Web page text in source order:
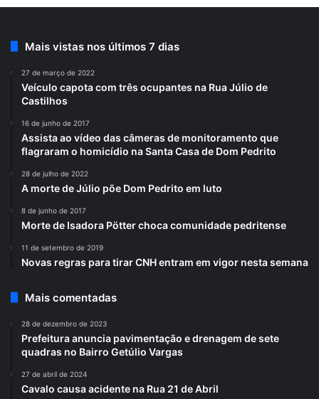
Mais vistas nos últimos 7 dias
27 de março de 2022
Veículo capota com três ocupantes na Rua Júlio de
Castilhos
16 de junho de 2017
Assista ao vídeo das câmeras de monitoramento que
flagraram o homicídio na Santa Casa de Dom Pedrito
28 de julho de 2022
A morte de Júlio põe Dom Pedrito em luto
8 de junho de 2017
Morte de Isadora Pötter choca comunidade pedritense
11 de setembro de 2019
Novas regras para tirar CNH entram em vigor nesta semana
Mais comentadas
28 de dezembro de 2023
Prefeitura anuncia pavimentação e drenagem de sete
quadras no Bairro Getúlio Vargas
27 de abril de 2024
Cavalo causa acidente na Rua 21 de Abril